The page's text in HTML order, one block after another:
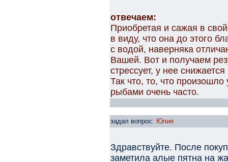
отвечаем:
Приобретая и сажая в
в виду, что она до этого
с водой, наверняка
Вашей. Вот и получаем
стрессует, у нее
Так что, то, что
рыбами очень часто.
задал вопрос: Юлия
Здравствуйте. После
заметила алые пятна на